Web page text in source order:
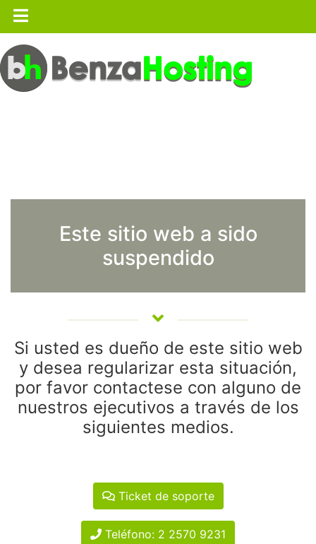
Este sitio web a sido
suspendido
Si usted es dueño de este sitio web
y desea regularizar esta situación,
por favor contactese con alguno de
nuestros ejecutivos a través de los
siguientes medios.
Ticket de soporte
Teléfono: 2 2570 9231